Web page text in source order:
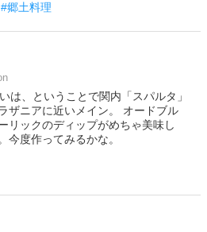
#郷土料理
は、ということで関内「スパルタ」
ザニアに近いメイン。 オードブル
リックのディップがめちゃ美味し
今度作ってみるかな。